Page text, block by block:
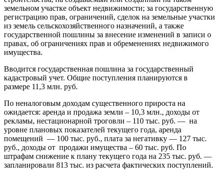
земельном участке объект недвижимости; за государственную
регистрацию прав, ограничений, сделок на земельные участки
из земель сельскохозяйственного назначений, а также
государственной пошлины за внесение изменений в записи о
правах, об ограничениях прав и обременениях недвижимого
имущества.
Вводится государственная пошлина за государственный
кадастровый учет. Общие поступления планируются в
размере 11,3 млн. руб.
По неналоговым доходам существенного прироста на
ожидается: аренда и продажа земли – 10,3 млн., доходы от
рекламы, нестационарной троговли – 110 тыс. руб. — на
уровне плановых показателей текущего года, аренда
помещений — 100 тыс. руб., плата за негативку — 127 тыс.
руб., доходы от продажи имущества – 60 тыс. руб. По
штрафам снижение к плану текущего года на 235 тыс. руб. —
запланировали 813 тыс. из расчета фактических поступлений.